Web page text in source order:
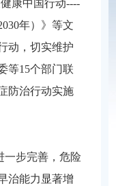
康中国行动----
年）》等文
动，切实维护
等15个部门联
防治行动实施
一步完善，危险
治能力显著增